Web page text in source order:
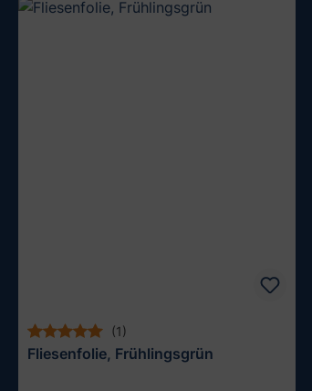
(1)
Fliesenfolie, Frühlingsgrün